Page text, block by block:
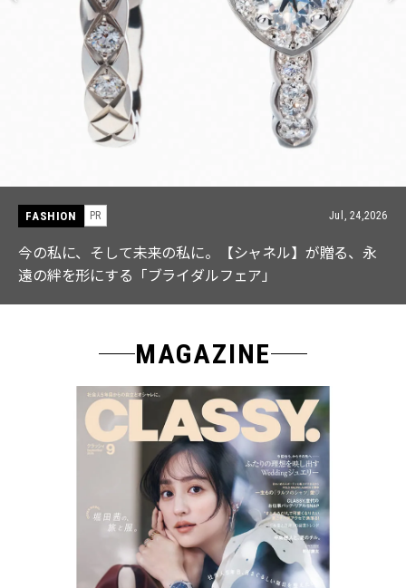
FASHION PR Jul, 15,2026
【ICB】人気インフルエンサーと共同制作! 週5で着たく
なる「名品ブラウス」２選
MAGAZINE